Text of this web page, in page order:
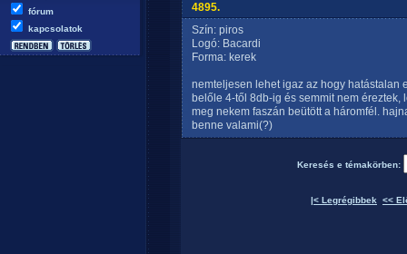
fórum
kapcsolatok
4895.
Szín: piros
Logó: Bacardi
Forma: kerek
nemteljesen lehet igaz az hogy hatástalan
belőle 4-től 8db-ig és semmit nem
meg nekem faszán beütött a háromfél.
benne valami(?)
Keresés e témakörben:
|< Legrégibbek <<